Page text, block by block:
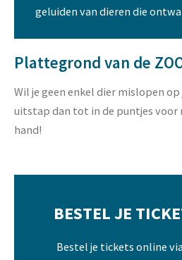
geluiden van dieren die
Plattegrond van de
Wil je geen enkel dier mislopen
uitstap dan tot in de puntjes voor
hand!
BESTEL JE
Bestel je tickets online